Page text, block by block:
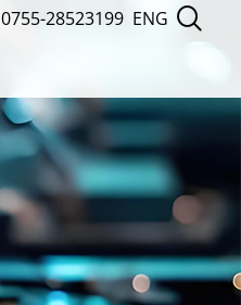
0755-28523199 ENG